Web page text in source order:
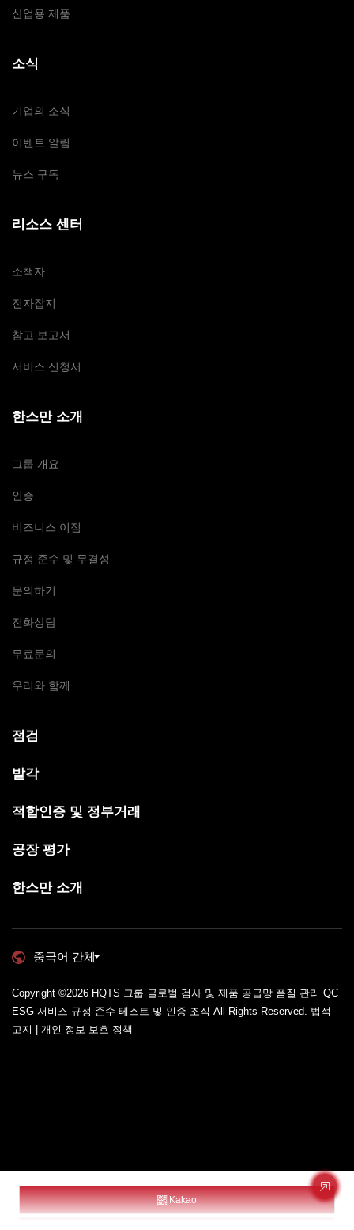
산업용 제품
소식
기업의 소식
이벤트 알림
뉴스 구독
리소스 센터
소책자
전자잡지
참고 보고서
서비스 신청서
한스만 소개
그룹 개요
인증
비즈니스 이점
규정 준수 및 무결성
문의하기
전화상담
무료문의
우리와 함께
점검
발각
적합인증 및 정부거래
공장 평가
한스만 소개
중국어 간체
Copyright ©2026 HQTS 그룹 글로벌 검사 및 제품 공급망 품질 관리 QC
ESG 서비스 규정 준수 테스트 및 인증 조직 All Rights Reserved. 법적
고지 | 개인 정보 보호 정책
Kakao